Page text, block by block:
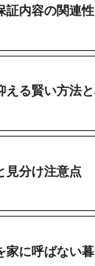
証内容の関連
える賢い方法
見分け注意点
家に呼ばない